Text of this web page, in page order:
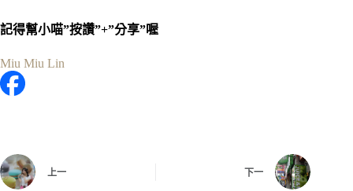
記得幫小喵”按讚”+”分享”喔
Miu Miu Lin
上一 下一